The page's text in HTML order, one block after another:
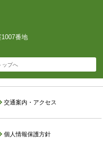
番地
ップへ
交通案内・アクセス
個人情報保護方針